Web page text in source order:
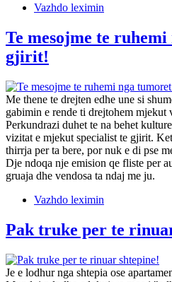
Vazhdo leximin
Te mesojme te
gjirit!
Me thene te drejten edhe une si
gabimin e rende ti drejtohem mjekut
Perkundrazi duhet te na behet
vizitat e mjekut specialist te gjirit.
thirrja per ta bere, por nuk e di pse
Dje ndoqa nje emision qe fliste per
gruaja dhe vendosa ta ndaj me ju.
Vazhdo leximin
Pak truke per te
Je e lodhur nga shtepia ose